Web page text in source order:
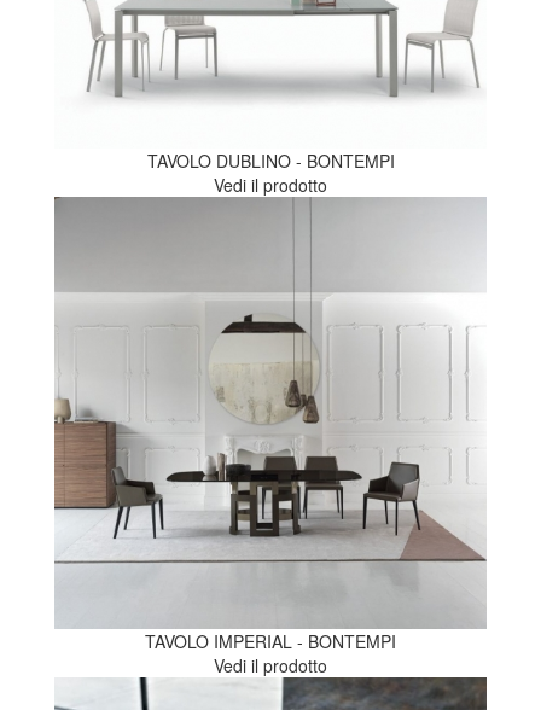
TAVOLO DUBLINO - BONTEMPI
Vedi il prodotto
TAVOLO IMPERIAL - BONTEMPI
Vedi il prodotto